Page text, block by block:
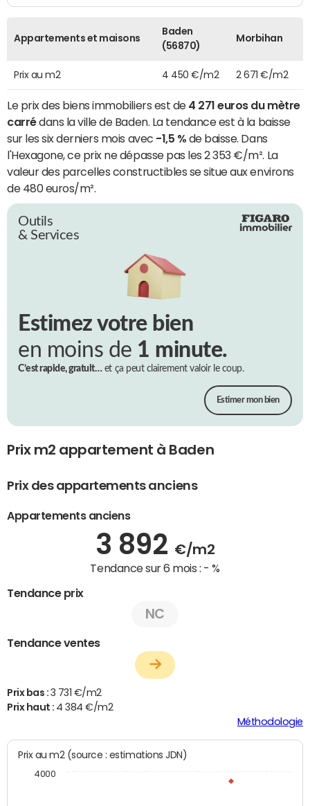
Appartements et maisons
Baden
(56870)
Morbihan
Prix au m2 4 450 €/m2 2 671 €/m2
Le prix des biens immobiliers est de 4 271 euros du mètre
carrédans la ville de Baden. La tendance est à la baisse
sur les six derniers mois avec -1,5 % de baisse. Dans
l'Hexagone, ce prix ne dépasse pas les 2 353 €/m². La
valeur des parcelles constructibles se situe aux environs
de 480 euros/m².
Outils
& Services
Estimez votre bien
en moins de 1 minute.
C’est rapide, gratuit…et ça peut clairement valoir le coup.
Estimer mon bien
Prix m2 appartement à Baden
Prix des appartements anciens
Appartements anciens
3 892 €/m2
Tendance sur 6 mois : - %
Tendance prix
NC
Tendance ventes
Prix bas : 3 731 €/m2
Prix haut : 4 384 €/m2
Méthodologie
Prix au m2 (source : estimations JDN)
4000